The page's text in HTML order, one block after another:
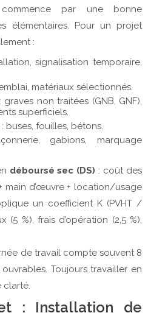
par une bonne
élémentaires. Pour un projet
:
signalisation temporaire,
matériaux sélectionnés.
: graves non traitées (GNB, GNF),
superficiels.
: buses, fouilles, bétons.
gabions, marquage
déboursé sec (DS) : coût des
main d’œuvre + location/usage
un coefficient K (PVHT /
(5 %), frais d’opération (2,5 %),
de travail compte souvent 8
Toujours travailler en
clarté.
: Installation de